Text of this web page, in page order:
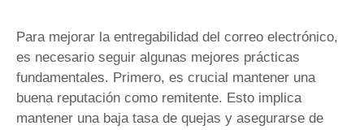
Para mejorar la entregabilidad del correo electrónico,
es necesario seguir algunas mejores prácticas
fundamentales. Primero, es crucial mantener una
buena reputación como remitente. Esto implica
mantener una baja tasa de quejas y asegurarse de